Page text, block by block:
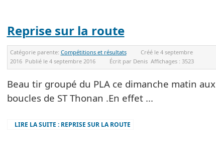
Reprise sur la route
Catégorie parente: Compétitions et résultats Créé le 4 septembre
2016 Publié le 4 septembre 2016 Écrit par Denis Affichages : 3523
Beau tir groupé du PLA ce dimanche matin aux
boucles de ST Thonan .En effet ...
LIRE LA SUITE : REPRISE SUR LA ROUTE